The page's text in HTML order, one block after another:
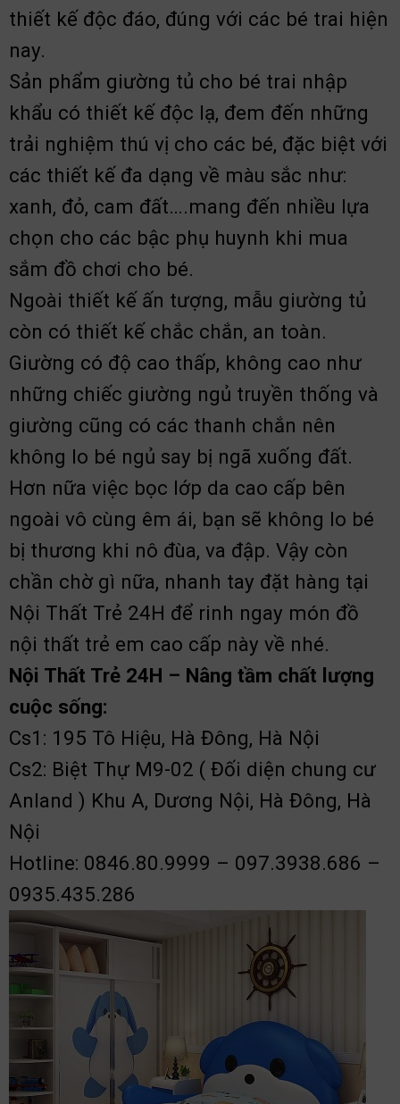
thiết kế độc đáo, đúng với các bé trai hiện
nay.
Sản phẩm giường tủ cho bé trai nhập
khẩu có thiết kế độc lạ, đem đến những
trải nghiệm thú vị cho các bé, đặc biệt với
các thiết kế đa dạng về màu sắc như:
xanh, đỏ, cam đất….mang đến nhiều lựa
chọn cho các bậc phụ huynh khi mua
sắm đồ chơi cho bé.
Ngoài thiết kế ấn tượng, mẫu giường tủ
còn có thiết kế chắc chắn, an toàn.
Giường có độ cao thấp, không cao như
những chiếc giường ngủ truyền thống và
giường cũng có các thanh chắn nên
không lo bé ngủ say bị ngã xuống đất.
Hơn nữa việc bọc lớp da cao cấp bên
ngoài vô cùng êm ái, bạn sẽ không lo bé
bị thương khi nô đùa, va đập. Vậy còn
chần chờ gì nữa, nhanh tay đặt hàng tại
Nội Thất Trẻ 24H để rinh ngay món đồ
nội thất trẻ em cao cấp này về nhé.
Nội Thất Trẻ 24H – Nâng tầm chất lượng
cuộc sống:
Cs1: 195 Tô Hiệu, Hà Đông, Hà Nội
Cs2: Biệt Thự M9-02 ( Đối diện chung cư
Anland ) Khu A, Dương Nội, Hà Đông, Hà
Nội
Hotline: 0846.80.9999 – 097.3938.686 –
0935.435.286